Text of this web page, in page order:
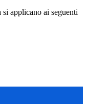
applicano ai seguenti